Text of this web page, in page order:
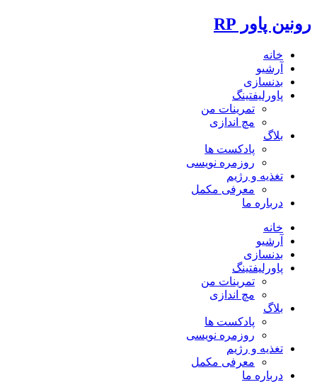
رونین پاور RP
خانه
آرشیو
بدنسازی
پاورلیفتینگ
تمرینات من
مچ اندازی
بلاگ
پادکست ها
روزمره نویسی
تغذیه و رژیم
معرفی مکمل
درباره ما
خانه
آرشیو
بدنسازی
پاورلیفتینگ
تمرینات من
مچ اندازی
بلاگ
پادکست ها
روزمره نویسی
تغذیه و رژیم
معرفی مکمل
درباره ما